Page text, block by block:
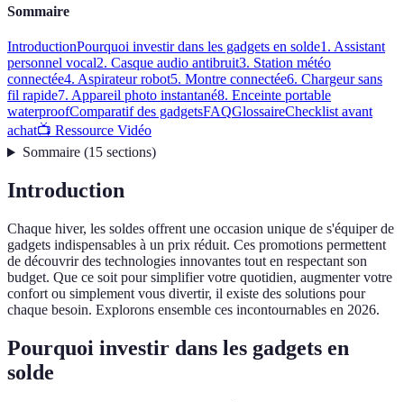
Sommaire
IntroductionPourquoi investir dans les gadgets en solde1. Assistant
personnel vocal2. Casque audio antibruit3. Station météo
connectée4. Aspirateur robot5. Montre connectée6. Chargeur sans
fil rapide7. Appareil photo instantané8. Enceinte portable
waterproofComparatif des gadgetsFAQGlossaireChecklist avant
achat📺 Ressource Vidéo
Sommaire(15 sections)
Introduction
Chaque hiver, les soldes offrent une occasion unique de s'équiper de
gadgets indispensables à un prix réduit. Ces promotions permettent
de découvrir des technologies innovantes tout en respectant son
budget. Que ce soit pour simplifier votre quotidien, augmenter votre
confort ou simplement vous divertir, il existe des solutions pour
chaque besoin. Explorons ensemble ces incontournables en 2026.
Pourquoi investir dans les gadgets en
solde